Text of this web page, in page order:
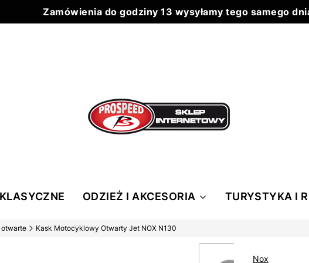
Zamówienia do godziny 13 wysyłamy tego samego
ODZIEŻ I AKCESORIA TURYSTYKA I
otwarte Kask Motocyklowy Otwarty Jet NOX N130
Nox